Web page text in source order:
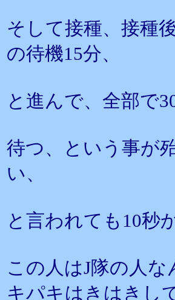
そして接種、接種
の待機15分、
と進んで、全部で
待つ、という事が
い、
と言われても10秒
この人はJ隊の人
キパキはきはきし